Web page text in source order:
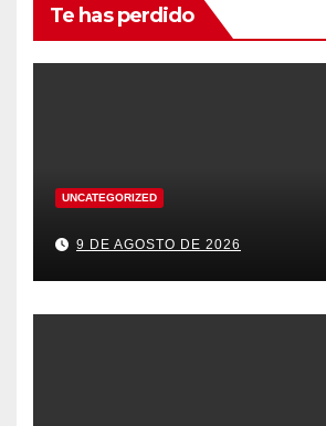
Te has perdido
UNCATEGORIZED
9 DE AGOSTO DE 2026